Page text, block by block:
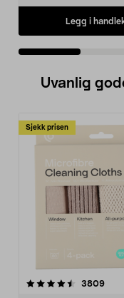
Legg i
Uvanlig
Sjekk prisen
3809
4.5av 5 stjerner